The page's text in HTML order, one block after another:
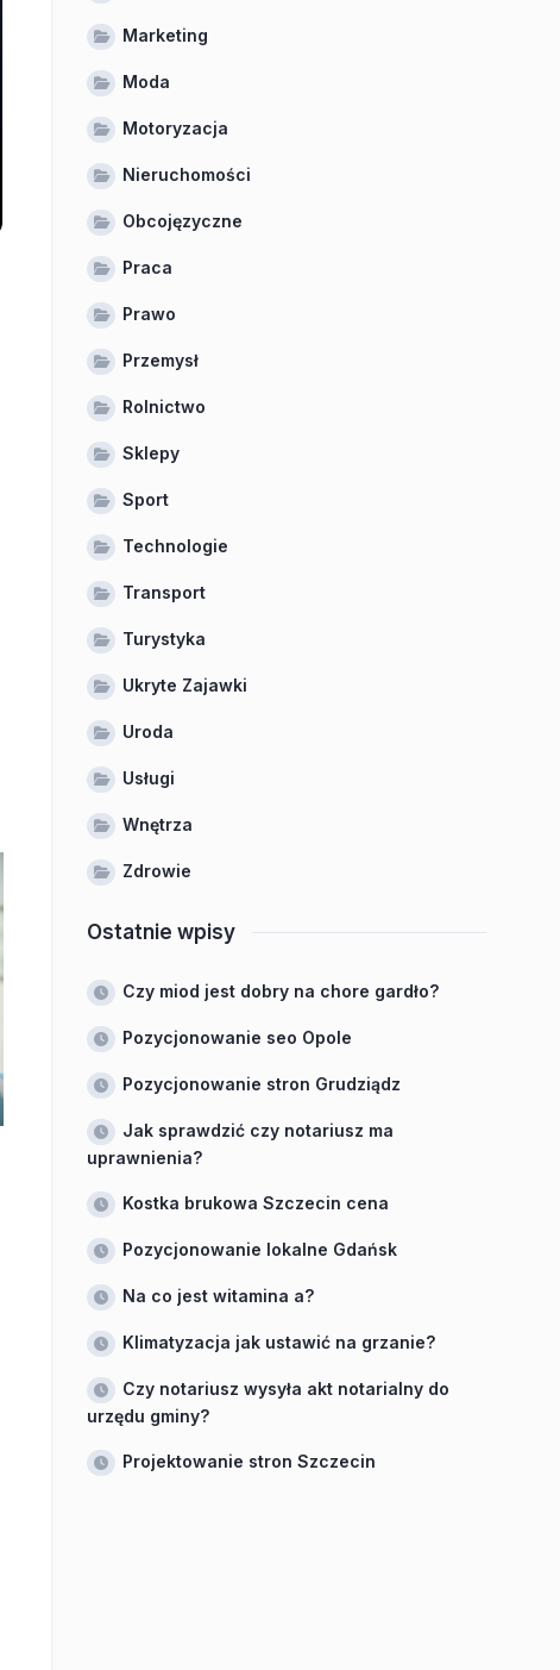
Marketing
Moda
Motoryzacja
Nieruchomości
Obcojęzyczne
Praca
Prawo
Przemysł
Rolnictwo
Sklepy
Sport
Technologie
Transport
Turystyka
Ukryte Zajawki
Uroda
Usługi
Wnętrza
Zdrowie
Ostatnie wpisy
Czy miod jest dobry na chore gardło?
Pozycjonowanie seo Opole
Pozycjonowanie stron Grudziądz
Jak sprawdzić czy notariusz ma
uprawnienia?
Kostka brukowa Szczecin cena
Pozycjonowanie lokalne Gdańsk
Na co jest witamina a?
Klimatyzacja jak ustawić na grzanie?
Czy notariusz wysyła akt notarialny do
urzędu gminy?
Projektowanie stron Szczecin